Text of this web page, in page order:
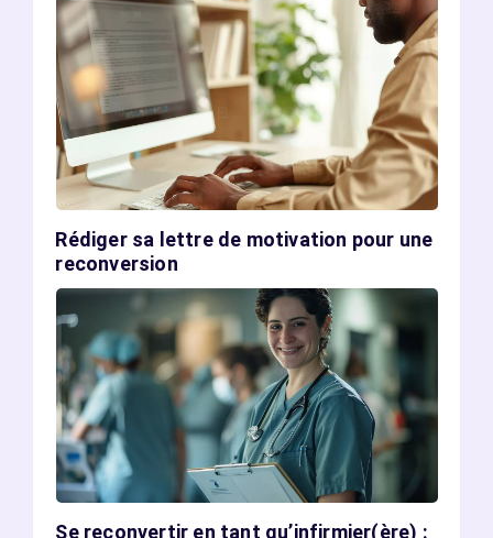
Rédiger sa lettre de motivation pour une
reconversion
Se reconvertir en tant qu’infirmier(ère) :